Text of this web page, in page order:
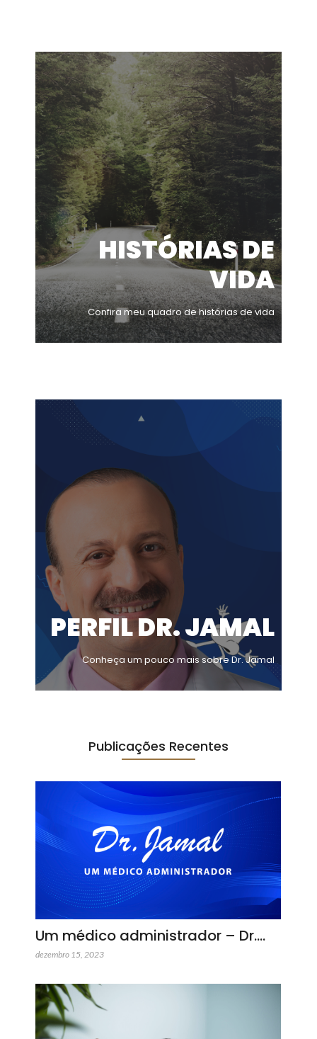
HISTÓRIAS DE
VIDA
Confira meu quadro de histórias de vida
PERFIL DR. JAMAL
Conheça um pouco mais sobre Dr. Jamal
Publicações Recentes
Um médico administrador – Dr.…
dezembro 15, 2023